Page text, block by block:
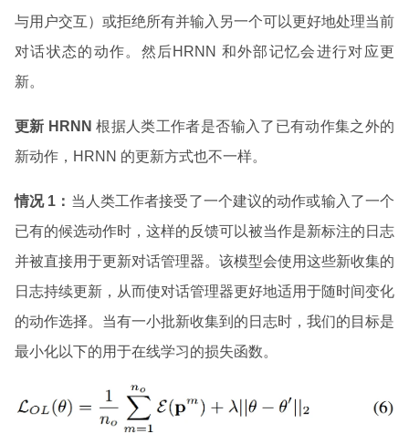
与用户交互）或拒绝所有并输入另一个可以更好地处理当前
对话状态的动作。然后HRNN 和外部记忆会进行对应更
新。
更新 HRNN 根据人类工作者是否输入了已有动作集之外的
新动作，HRNN 的更新方式也不一样。
情况 1 ： 当人类工作者接受了一个建议的动作或输入了一个
已有的候选动作时，这样的反馈可以被当作是新标注的日志
并被直接用于更新对话管理器。该模型会使用这些新收集的
日志持续更新，从而使对话管理器更好地适用于随时间变化
的动作选择。当有一小批新收集到的日志时，我们的目标是
最小化以下的用于在线学习的损失函数。